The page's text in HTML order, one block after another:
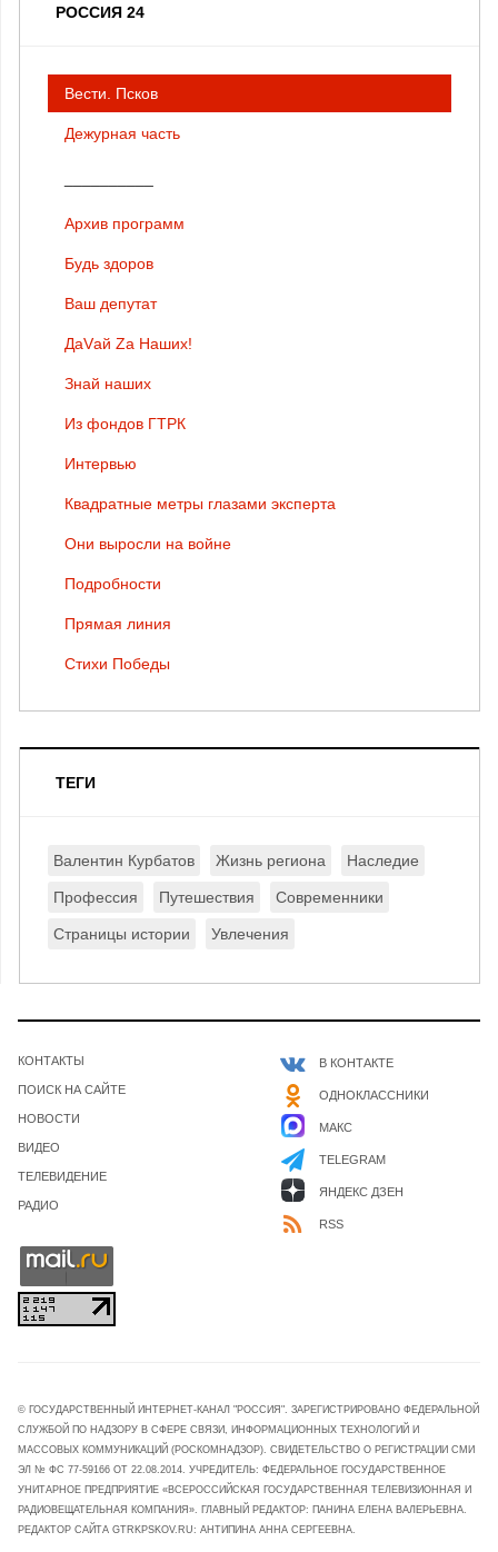
РОССИЯ 24
Вести. Псков
Дежурная часть
Архив программ
Будь здоров
Ваш депутат
ДаVай Zа Наших!
Знай наших
Из фондов ГТРК
Интервью
Квадратные метры глазами эксперта
Они выросли на войне
Подробности
Прямая линия
Стихи Победы
ТЕГИ
Валентин Курбатов Жизнь региона Наследие
Профессия Путешествия Современники
Страницы истории Увлечения
КОНТАКТЫ
ПОИСК НА САЙТЕ
НОВОСТИ
ВИДЕО
ТЕЛЕВИДЕНИЕ
РАДИО
В КОНТАКТЕ
ОДНОКЛАССНИКИ
МАКС
TELEGRAM
ЯНДЕКС ДЗЕН
RSS
© ГОСУДАРСТВЕННЫЙ ИНТЕРНЕТ-КАНАЛ "РОССИЯ". ЗАРЕГИСТРИРОВАНО ФЕДЕРАЛЬНОЙ
СЛУЖБОЙ ПО НАДЗОРУ В СФЕРЕ СВЯЗИ, ИНФОРМАЦИОННЫХ ТЕХНОЛОГИЙ И
МАССОВЫХ КОММУНИКАЦИЙ (РОСКОМНАДЗОР). СВИДЕТЕЛЬСТВО О РЕГИСТРАЦИИ СМИ
ЭЛ № ФС 77-59166 ОТ 22.08.2014. УЧРЕДИТЕЛЬ: ФЕДЕРАЛЬНОЕ ГОСУДАРСТВЕННОЕ
УНИТАРНОЕ ПРЕДПРИЯТИЕ «ВСЕРОССИЙСКАЯ ГОСУДАРСТВЕННАЯ ТЕЛЕВИЗИОННАЯ И
РАДИОВЕЩАТЕЛЬНАЯ КОМПАНИЯ». ГЛАВНЫЙ РЕДАКТОР: ПАНИНА ЕЛЕНА ВАЛЕРЬЕВНА.
РЕДАКТОР САЙТА GTRKPSKOV.RU: АНТИПИНА АННА СЕРГЕЕВНА.